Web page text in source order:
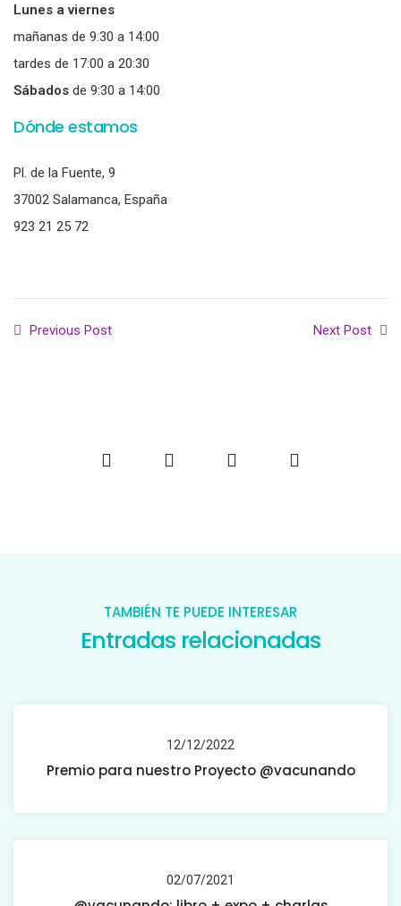
Lunes a viernes
mañanas de 9:30 a 14:00
tardes de 17:00 a 20:30
Sábados de 9:30 a 14:00
Dónde estamos
Pl. de la Fuente, 9
37002 Salamanca, España
923 21 25 72
Previous Post Next Post
TAMBIÉN TE PUEDE INTERESAR
Entradas relacionadas
12/12/2022
Premio para nuestro Proyecto @vacunando
02/07/2021